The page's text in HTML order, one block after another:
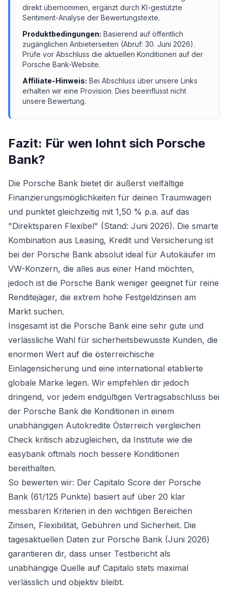
direkt übernommen, ergänzt durch KI-gestützte
Sentiment-Analyse der Bewertungstexte.
Produktbedingungen: Basierend auf öffentlich
zugänglichen Anbieterseiten (Abruf: 30. Juni 2026).
Prüfe vor Abschluss die aktuellen Konditionen auf der
Porsche Bank-Website.
Affiliate-Hinweis: Bei Abschluss über unsere Links
erhalten wir eine Provision. Dies beeinflusst nicht
unsere Bewertung.
Fazit: Für wen lohnt sich Porsche
Bank?
Die Porsche Bank bietet dir äußerst vielfältige
Finanzierungsmöglichkeiten für deinen Traumwagen
und punktet gleichzeitig mit 1,50 % p.a. auf das
"Direktsparen Flexibel" (Stand: Juni 2026). Die smarte
Kombination aus Leasing, Kredit und Versicherung ist
bei der Porsche Bank absolut ideal für Autokäufer im
VW-Konzern, die alles aus einer Hand möchten,
jedoch ist die Porsche Bank weniger geeignet für reine
Renditejäger, die extrem hohe Festgeldzinsen am
Markt suchen.
Insgesamt ist die Porsche Bank eine sehr gute und
verlässliche Wahl für sicherheitsbewusste Kunden, die
enormen Wert auf die österreichische
Einlagensicherung und eine international etablierte
globale Marke legen. Wir empfehlen dir jedoch
dringend, vor jedem endgültigen Vertragsabschluss bei
der Porsche Bank die Konditionen in einem
unabhängigen Autokredite Österreich vergleichen
Check kritisch abzugleichen, da Institute wie die
easybank oftmals noch bessere Konditionen
bereithalten.
So bewerten wir: Der Capitalo Score der Porsche
Bank (61/125 Punkte) basiert auf über 20 klar
messbaren Kriterien in den wichtigen Bereichen
Zinsen, Flexibilität, Gebühren und Sicherheit. Die
tagesaktuellen Daten zur Porsche Bank (Juni 2026)
garantieren dir, dass unser Testbericht als
unabhängige Quelle auf Capitalo stets maximal
verlässlich und objektiv bleibt.